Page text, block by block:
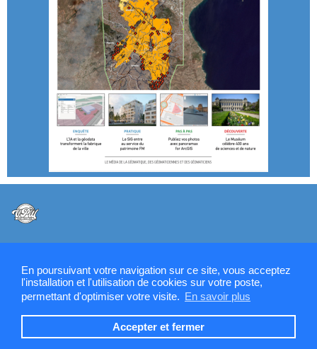
En poursuivant votre navigation sur ce site, vous acceptez
l'installation et l'utilisation de cookies sur votre poste,
permettant d'optimiser votre visite. En savoir plus
Accepter et fermer
Contactez la rédaction de SIGMAG & SIGTV